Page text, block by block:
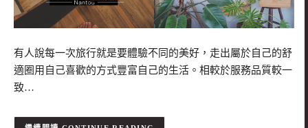
有人說每一次旅行就是要體驗不同的美好，走出屬於自己的舒
適圈用自己喜歡的方式豐富自己的生活。相較於服務品質較一
致…